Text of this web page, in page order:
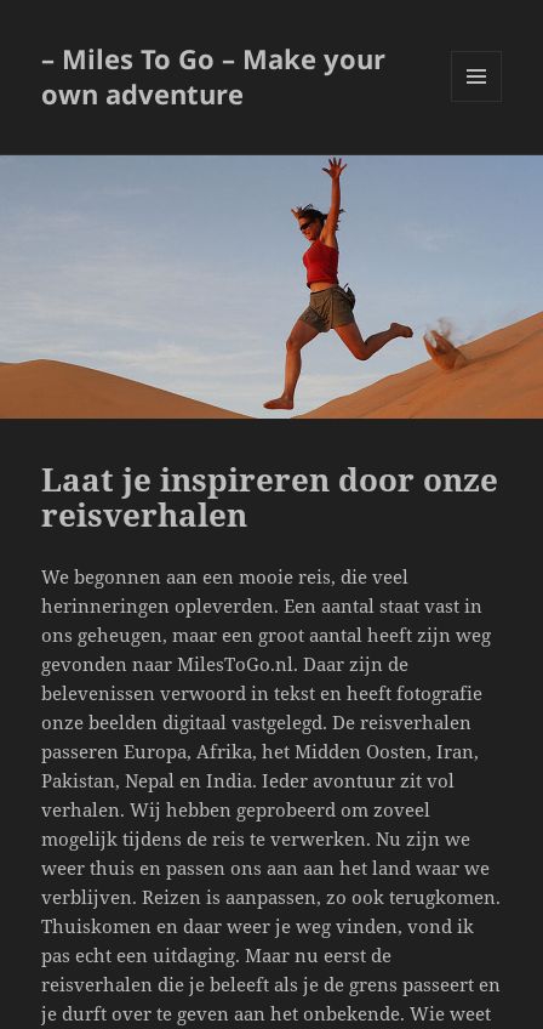
– Miles To Go – Make your
own adventure
WIDGETS
Laat je inspireren door onze
reisverhalen
We begonnen aan een mooie reis, die veel
herinneringen opleverden. Een aantal staat vast in
ons geheugen, maar een groot aantal heeft zijn weg
gevonden naar MilesToGo.nl. Daar zijn de
belevenissen verwoord in tekst en heeft fotografie
onze beelden digitaal vastgelegd. De reisverhalen
passeren Europa, Afrika, het Midden Oosten, Iran,
Pakistan, Nepal en India. Ieder avontuur zit vol
verhalen. Wij hebben geprobeerd om zoveel
mogelijk tijdens de reis te verwerken. Nu zijn we
weer thuis en passen ons aan aan het land waar we
verblijven. Reizen is aanpassen, zo ook terugkomen.
Thuiskomen en daar weer je weg vinden, vond ik
pas echt een uitdaging. Maar nu eerst de
reisverhalen die je beleeft als je de grens passeert en
je durft over te geven aan het onbekende. Wie weet